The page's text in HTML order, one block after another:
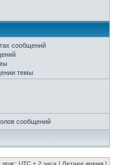
сообщений
темы
сообщений
пояс: UTC + 2 часа [ Летнее время ]